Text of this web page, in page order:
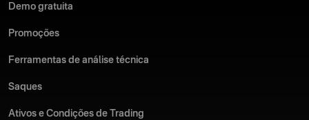
Demo gratuita
Promoções
Ferramentas de análise técnica
Saques
Ativos e Condições de Trading